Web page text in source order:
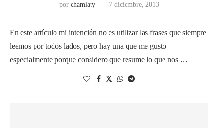
por chamlaty 7 diciembre, 2013
En este artículo mi intención no es utilizar las frases que siempre
leemos por todos lados, pero hay una que me gusto
especialmente porque considero que resume lo que nos …